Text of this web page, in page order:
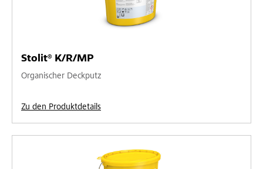
Stolit® K/R/MP
Organischer Deckputz
Zu den Produktdetails